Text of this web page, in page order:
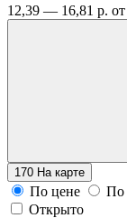
12,39 — 16,81 р.
170 На карте
По цене
По
Открыто